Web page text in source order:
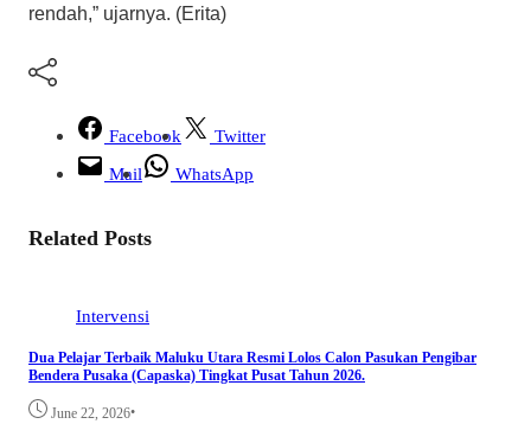
rendah,” ujarnya. (Erita)
Facebook
Twitter
Mail
WhatsApp
Related Posts
Intervensi
Dua Pelajar Terbaik Maluku Utara Resmi Lolos Calon Pasukan Pengibar
Bendera Pusaka (Capaska) Tingkat Pusat Tahun 2026.
June 22, 2026•